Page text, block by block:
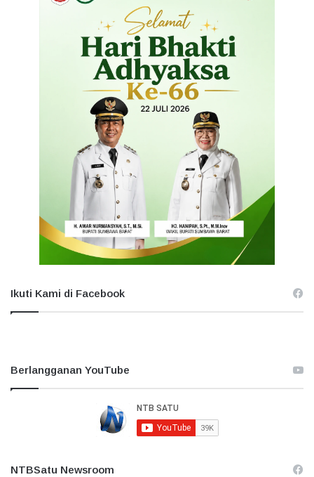
Ikuti Kami di Facebook
Berlangganan YouTube
NTBSatu Newsroom